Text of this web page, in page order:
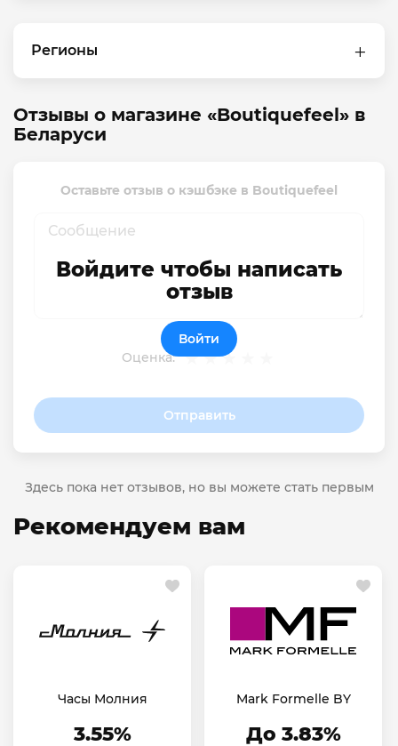
Регионы
Отзывы о магазине «Boutiquefeel» в
Беларуси
Оставьте отзыв о кэшбэке в Boutiquefeel
Оценка:
Отправить
Войдите чтобы написать
отзыв
Войти
Здесь пока нет отзывов, но вы можете стать первым
Рекомендуем вам
Часы Молния
3.55%
Mark Formelle BY
До 3.83%